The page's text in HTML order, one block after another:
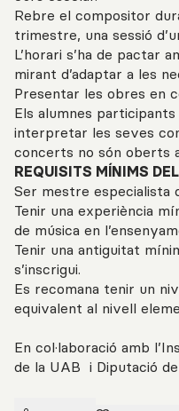
Rebre el compositor
trimestre, una sessió
L’horari s’ha de pactar
mirant ‎d’adaptar a les
Presentar les obres en
Els alumnes
interpretar les seves
‎concerts no són oberts
REQUISITS MÍNIMS
‎Ser mestre especialista
Tenir una experiència
de música en
Tenir una antiguitat
s’inscrigui‎.
Es recomana tenir un
equivalent al nivell
En col·laboració amb
de la UAB i Diputació